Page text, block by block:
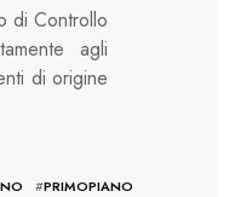
di Controllo
agli
di origine
#PRIMOPIANO